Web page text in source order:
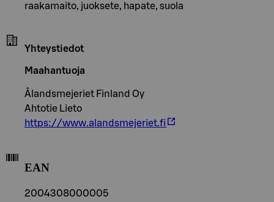
raakamaito, juoksete, hapate, suola
Yhteystiedot
Maahantuoja
Ålandsmejeriet Finland Oy
Ahtotie Lieto
https://www.alandsmejeriet.fi
EAN
2004308000005